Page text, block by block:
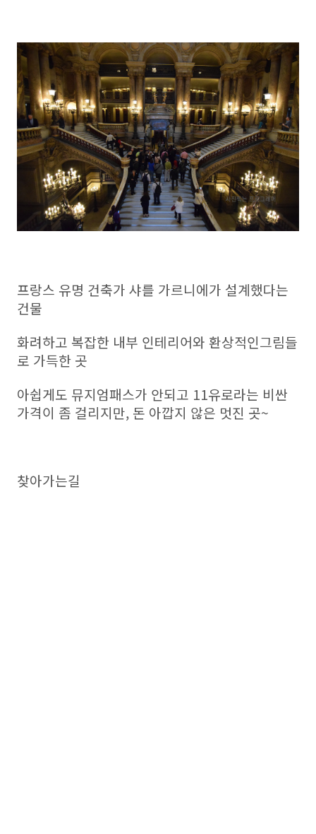
프랑스 유명 건축가 샤를 가르니에가 설계했다는
건물
화려하고 복잡한 내부 인테리어와 환상적인그림들
로 가득한 곳
아쉽게도 뮤지엄패스가 안되고 11유로라는 비싼
가격이 좀 걸리지만, 돈 아깝지 않은 멋진 곳~
찾아가는길